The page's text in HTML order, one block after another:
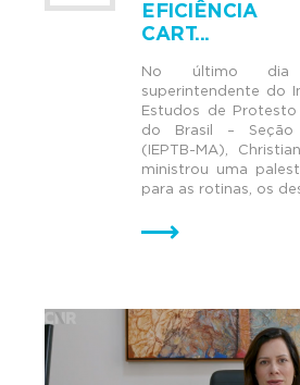
CART...
No último
superintendente do
Estudos de
do Brasil – Seção
(IEPTB-MA),
ministrou uma
para as rotinas, os